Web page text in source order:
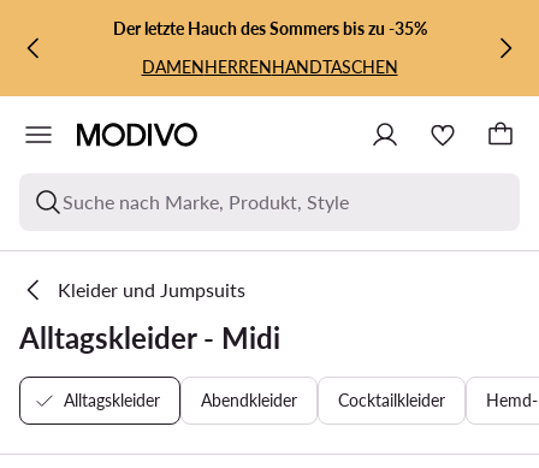
ZUM HAUPTINHALT SPRINGEN
ZUR SUCHEDer letzte Hauch des Sommers bis zu -35%
DAMENHERRENHANDTASCHEN
Suche nach Marke, Produkt, Style
Kleider und Jumpsuits
Alltagskleider - Midi
Alltagskleider Abendkleider Cocktailkleider